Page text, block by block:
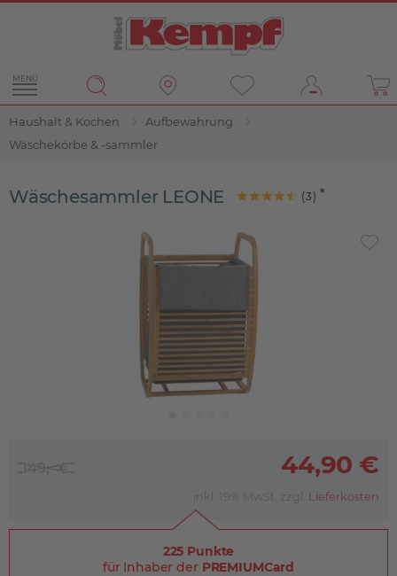
MENÜ
Haushalt & Kochen
Aufbewahrung
Wäschekörbe & -sammler
Wäschesammler LEONE (3)
44,90 €
149,- €
inkl. 19% MwSt. zzgl. Lieferkosten
225 Punkte
für Inhaber der PREMIUMCard